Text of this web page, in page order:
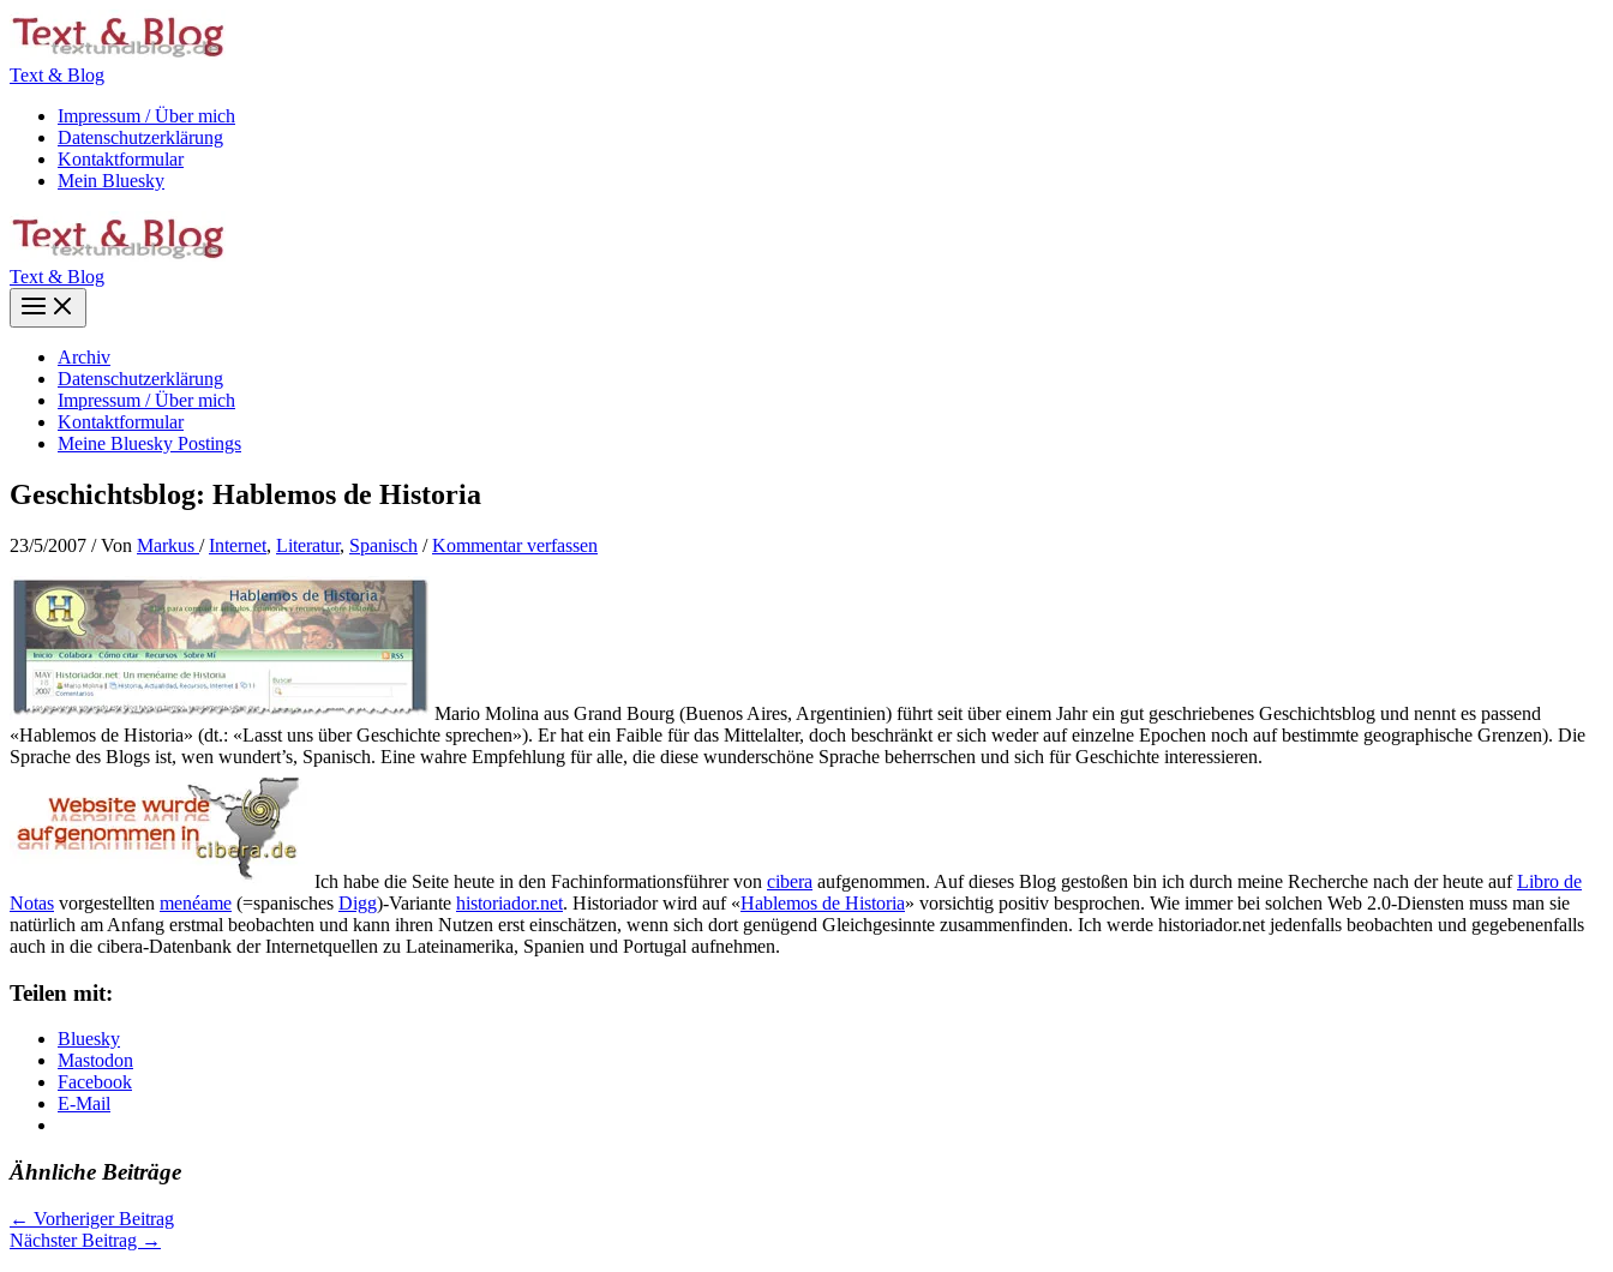
Zum
Inhalt
Text & Blog
Impressum / Über mich
Datenschutzerklärung
Kontaktformular
Mein Bluesky
Text & Blog
Main
Menu
Archiv
Datenschutzerklärung
Impressum / Über mich
Kontaktformular
Meine Bluesky Postings
Geschichtsblog: Hablemos de Historia
23/5/2007 / Von Markus /Internet, Literatur, Spanisch /Kommentar verfassen
Mario Molina aus Grand Bourg (Buenos Aires, Argentinien) führt seit über einem Jahr ein gut geschriebenes Geschichtsblog und nennt es passend
«Hablemos de Historia» (dt.: «Lasst uns über Geschichte sprechen»). Er hat ein Faible für das Mittelalter, doch beschränkt er sich weder auf einzelne Epochen noch auf bestimmte geographische Grenzen). Die
Sprache des Blogs ist, wen wundert’s, Spanisch. Eine wahre Empfehlung für alle, die diese wunderschöne Sprache beherrschen und sich für Geschichte interessieren.
Ich habe die Seite heute in den Fachinformationsführer von cibera aufgenommen. Auf dieses Blog gestoßen bin ich durch meine Recherche nach der heute aufLibro de
Notas vorgestellten menéame (=spanisches Digg)-Variante historiador.net. Historiador wird auf «Hablemos de Historia» vorsichtig positiv besprochen. Wie immer bei solchen Web 2.0-Diensten muss man sie
natürlich am Anfang erstmal beobachten und kann ihren Nutzen erst einschätzen, wenn sich dort genügend Gleichgesinnte zusammenfinden. Ich werde historiador.net jedenfalls beobachten und gegebenenfalls
auch in die cibera-Datenbank der Internetquellen zu Lateinamerika, Spanien und Portugal aufnehmen.
Teilen mit:
Bluesky
Mastodon
Facebook
E-Mail
Ähnliche Beiträge
← Vorheriger Beitrag
Nächster Beitrag →